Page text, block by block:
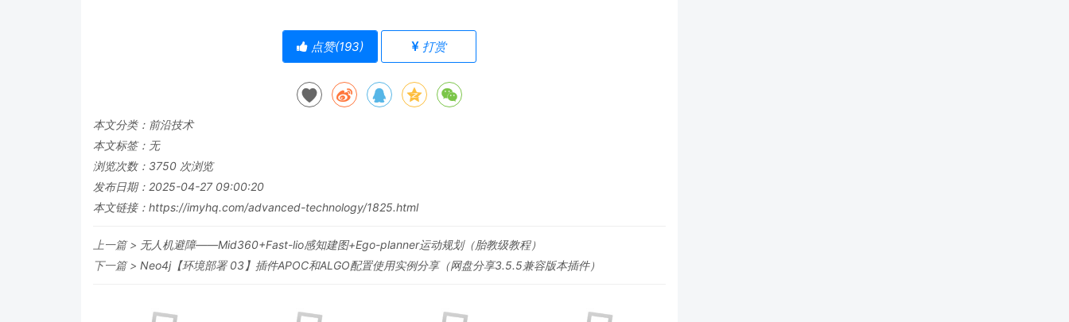
点赞(193) 打赏
本文分类： 前沿技术
本文标签：无
浏览次数： 3750 次浏览
发布日期：2025-04-27 09:00:20
本文链接： https://imyhq.com/advanced-technology/1825.html
上一篇 > 无人机避障——Mid360+Fast-lio感知建图+Ego-planner运动规划（胎教级教程）
下一篇 > Neo4j【环境部署 03】插件APOC和ALGO配置使用实例分享（网盘分享3.5.5兼容版本插件）